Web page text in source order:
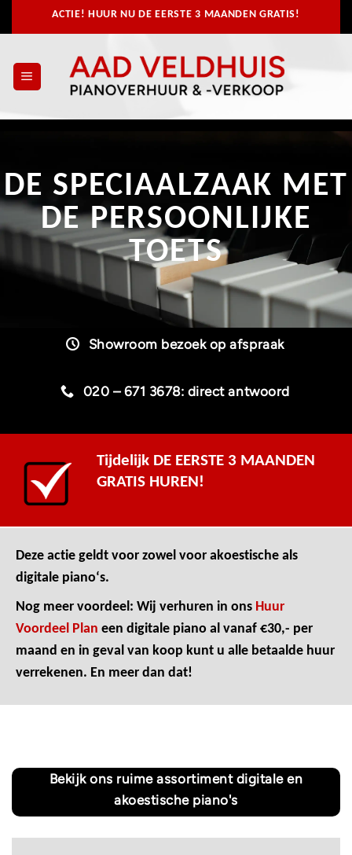
naar
ACTIE! HUUR NU DE EERSTE 3 MAANDEN GRATIS!
DE SPECIAALZAAK MET
DE PERSOONLIJKE
TOETS
Showroom bezoek op afspraak
020 – 671 3678: direct antwoord
Tijdelijk DE EERSTE 3 MAANDEN
GRATIS HUREN!
Deze actie geldt voor zowel voor akoestische als
digitale piano‘s.
Nog meer voordeel: Wij verhuren in ons Huur
Voordeel Plan een digitale piano al vanaf €30,- per
maand en in geval van koop kunt u alle betaalde huur
verrekenen. En meer dan dat!
Bekijk ons ruime assortiment digitale en
akoestische piano's